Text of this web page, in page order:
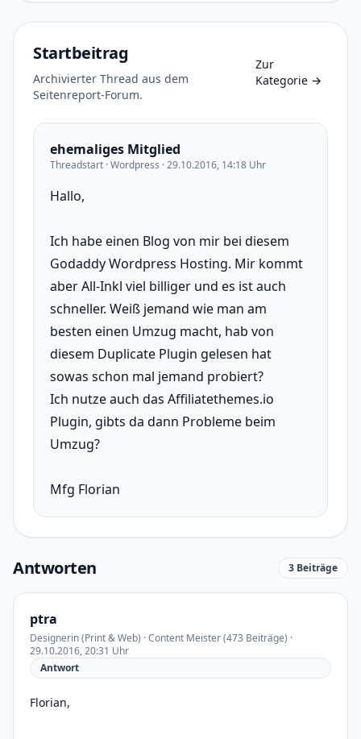
Startbeitrag
Archivierter Thread aus dem
Seitenreport-Forum.
Zur
Kategorie →
ehemaliges Mitglied
Threadstart · Wordpress · 29.10.2016, 14:18 Uhr
Hallo,
Ich habe einen Blog von mir bei diesem
Godaddy Wordpress Hosting. Mir kommt
aber All-Inkl viel billiger und es ist auch
schneller. Weiß jemand wie man am
besten einen Umzug macht, hab von
diesem Duplicate Plugin gelesen hat
sowas schon mal jemand probiert?
Ich nutze auch das Affiliatethemes.io
Plugin, gibts da dann Probleme beim
Umzug?
Mfg Florian
Antworten 3 Beiträge
ptra
Designerin (Print & Web) · Content Meister (473 Beiträge) ·
29.10.2016, 20:31 Uhr
Antwort
Florian,